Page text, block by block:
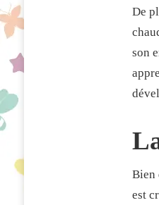
De
son
Bien
est